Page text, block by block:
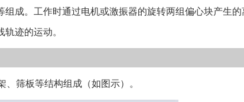
效果； 5、可以增加入料箱，保证筛面物料均匀；
成。工作时通过电机或激振器的旋转两组偏心块产生的
迹的运动。
筛板等结构组成（如图示）。